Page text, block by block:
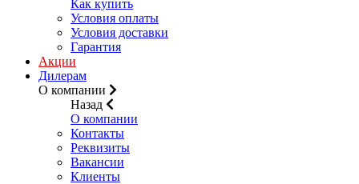
Как купить
Условия оплаты
Условия доставки
Гарантия
Акции
Дилерам
О компании
Назад
О компании
Контакты
Реквизиты
Вакансии
Клиенты